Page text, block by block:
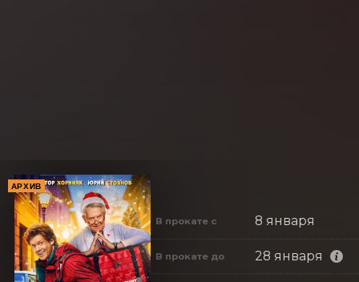
АРХИВ
В прокате с 8 января
В прокате до 28 января